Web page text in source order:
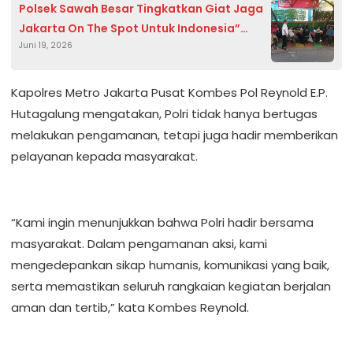
Polsek Sawah Besar Tingkatkan Giat Jaga
Jakarta On The Spot Untuk Indonesia”
Perkuat Sinergi POLRI Dan Warga Karang
Juni 19, 2026
Kapolres Metro Jakarta Pusat Kombes Pol Reynold E.P.
Hutagalung mengatakan, Polri tidak hanya bertugas
melakukan pengamanan, tetapi juga hadir memberikan
pelayanan kepada masyarakat.
“Kami ingin menunjukkan bahwa Polri hadir bersama
masyarakat. Dalam pengamanan aksi, kami
mengedepankan sikap humanis, komunikasi yang baik,
serta memastikan seluruh rangkaian kegiatan berjalan
aman dan tertib,” kata Kombes Reynold.